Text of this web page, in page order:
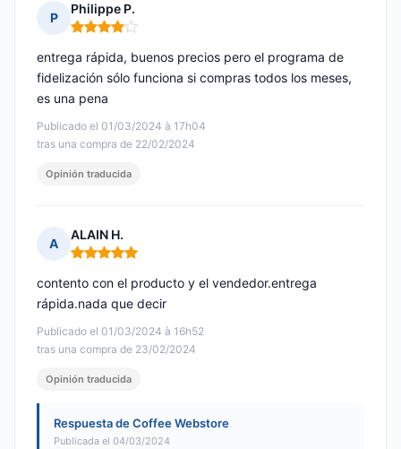
P
Philippe P.
Nota: 4 de 5
Publicado el 01/03/2024 à 17h04
tras una compra de 22/02/2024
entrega rápida, buenos precios pero el programa de
fidelización sólo funciona si compras todos los meses,
es una pena
Opinión traducida
A
ALAIN H.
Nota: 5 de 5
Publicado el 01/03/2024 à 16h52
tras una compra de 23/02/2024
contento con el producto y el vendedor.entrega
rápida.nada que decir
Opinión traducida
Respuesta de Coffee Webstore
Publicada el 04/03/2024